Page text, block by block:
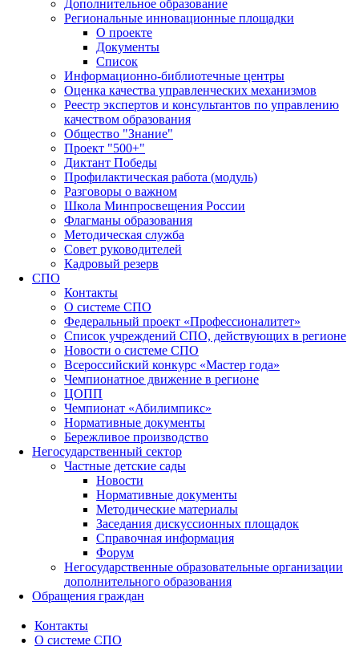
Дополнительное образование
Региональные инновационные площадки
О проекте
Документы
Список
Информационно-библиотечные центры
Оценка качества управленческих механизмов
Реестр экспертов и консультантов по управлению
качеством образования
Общество "Знание"
Проект "500+"
Диктант Победы
Профилактическая работа (модуль)
Разговоры о важном
Школа Минпросвещения России
Флагманы образования
Методическая служба
Совет руководителей
Кадровый резерв
СПО
Контакты
О системе СПО
Федеральный проект «Профессионалитет»
Список учреждений СПО, действующих в регионе
Новости о системе СПО
Всероссийский конкурс «Мастер года»
Чемпионатное движение в регионе
ЦОПП
Чемпионат «Абилимпикс»
Нормативные документы
Бережливое производство
Негосударственный сектор
Частные детские сады
Новости
Нормативные документы
Методические материалы
Заседания дискуссионных площадок
Справочная информация
Форум
Негосударственные образовательные организации
дополнительного образования
Обращения граждан
Контакты
О системе СПО